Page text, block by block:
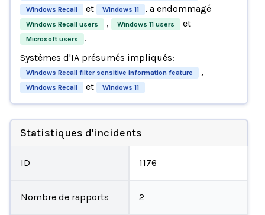
Windows Recall et Windows 11 , a endommagé
Windows Recall users , Windows 11 users et
Microsoft users
.
Systèmes d'IA présumés impliqués:
Windows Recall filter sensitive information feature ,
Windows Recall et Windows 11
Statistiques d'incidents
ID 1176
Nombre de rapports 2